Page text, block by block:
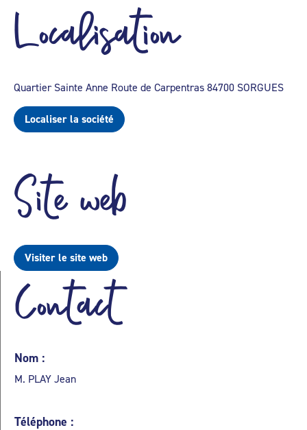
Localisation
Quartier Sainte Anne Route de Carpentras 84700 SORGUES
Localiser la société
Site web
Visiter le site web
Contact
Nom :
M. PLAY Jean
Téléphone :